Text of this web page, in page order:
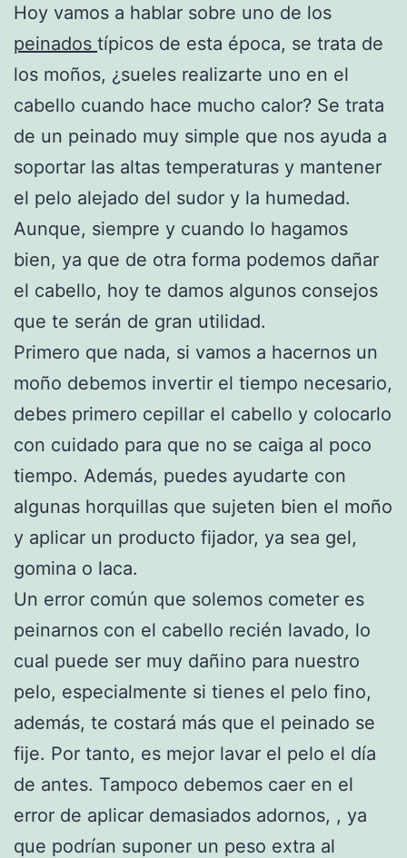
Hoy vamos a hablar sobre uno de los
peinados típicos de esta época, se trata de
los moños, ¿sueles realizarte uno en el
cabello cuando hace mucho calor? Se trata
de un peinado muy simple que nos ayuda a
soportar las altas temperaturas y mantener
el pelo alejado del sudor y la humedad.
Aunque, siempre y cuando lo hagamos
bien, ya que de otra forma podemos dañar
el cabello, hoy te damos algunos consejos
que te serán de gran utilidad.
Primero que nada, si vamos a hacernos un
moño debemos invertir el tiempo necesario,
debes primero cepillar el cabello y colocarlo
con cuidado para que no se caiga al poco
tiempo. Además, puedes ayudarte con
algunas horquillas que sujeten bien el moño
y aplicar un producto fijador, ya sea gel,
gomina o laca.
Un error común que solemos cometer es
peinarnos con el cabello recién lavado, lo
cual puede ser muy dañino para nuestro
pelo, especialmente si tienes el pelo fino,
además, te costará más que el peinado se
fije. Por tanto, es mejor lavar el pelo el día
de antes. Tampoco debemos caer en el
error de aplicar demasiados adornos, , ya
que podrían suponer un peso extra al